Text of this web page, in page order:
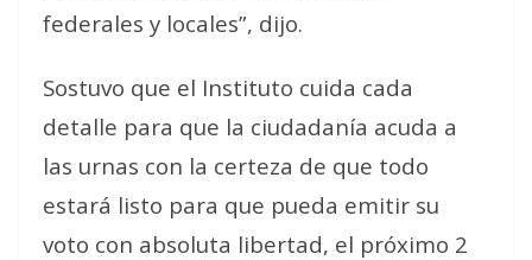
federales y locales”, dijo.
Sostuvo que el Instituto cuida cada
detalle para que la ciudadanía acuda a
las urnas con la certeza de que todo
estará listo para que pueda emitir su
voto con absoluta libertad, el próximo 2